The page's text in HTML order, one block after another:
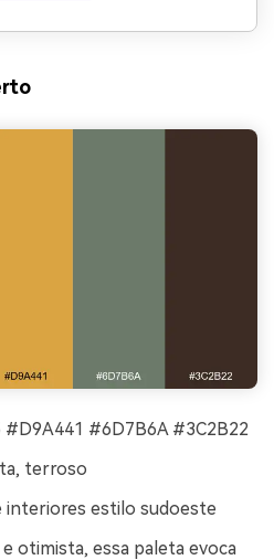
#D9A441 #6D7B6A #3C2B22
terroso
interiores estilo sudoeste
otimista, essa paleta evoca